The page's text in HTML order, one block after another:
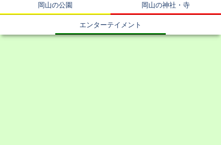
岡山の公園 岡山の神社・寺
エンターテイメント